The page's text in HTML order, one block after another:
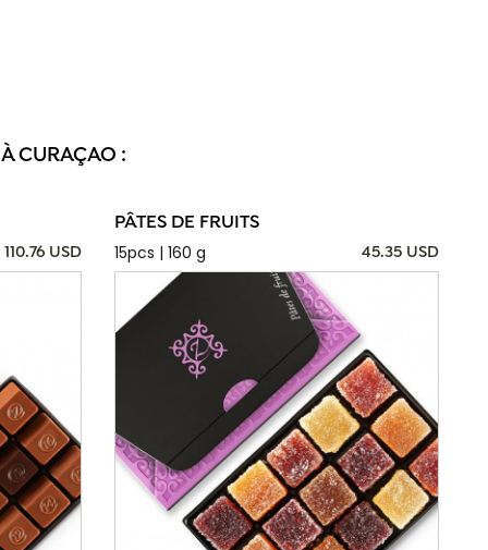
CURAÇAO :
110.76 USD
PÂTES DE FRUITS
15pcs | 160 g
45.35 USD